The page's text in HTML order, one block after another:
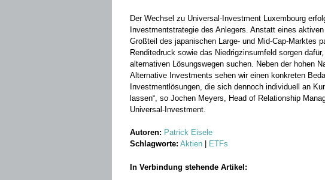
Der Wechsel zu Universal-Investment Luxembourg
Investmentstrategie des Anlegers. Anstatt eines
Großteil des japanischen Large- und Mid-Cap-Marktes
Renditedruck sowie das Niedrigzinsumfeld sorgen
alternativen Lösungswegen suchen. Neben der hohen
Alternative Investments sehen wir einen konkreten
Investmentlösungen, die sich dennoch individuell an
lassen“, so Jochen Meyers, Head of Relationship
Universal-Investment.
Autoren: Patrick Eisele
Schlagworte: Aktien ETFs
In Verbindung stehende Artikel: